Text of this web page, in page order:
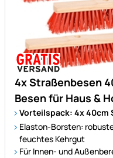
4x Straßenbesen
Besen für Haus &
Vorteilspack: 4x 40cm
Elaston-Borsten:
feuchtes Kehrgut
Für Innen- und